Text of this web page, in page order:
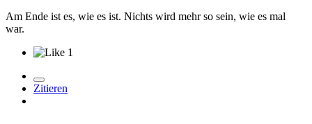
Am Ende ist es, wie es ist. Nichts wird mehr so sein, wie es mal
war.
1
Zitieren